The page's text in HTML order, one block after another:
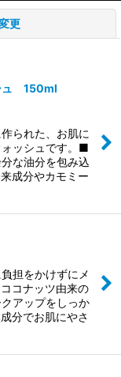
更
ュ 150ml
られた、お肌に
ォッシュです。■
な油分を包み込
成分やカモミー
担をかけずにメ
コナッツ由来の
アップをしっか
分でお肌にやさ